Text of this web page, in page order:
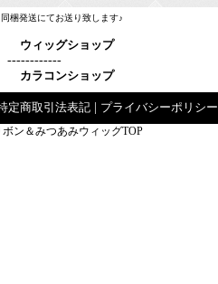
梱発送にてお送り致します♪
ウィッグショップ
------------
カラコンショップ
定商取引法表記 プライバシーポリシー
ボン＆みつあみウィッグTOP